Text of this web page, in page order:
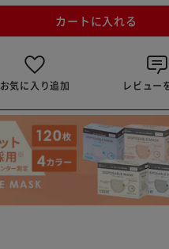
カートに入れる
お気に入り追加 レビュー